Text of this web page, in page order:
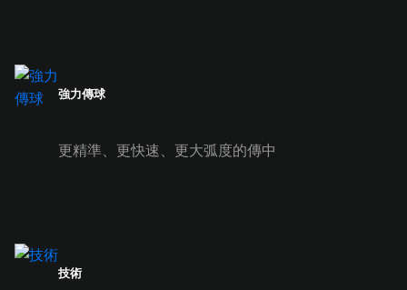
強力傳球
更精準、更快速、更大弧度的傳中
技術